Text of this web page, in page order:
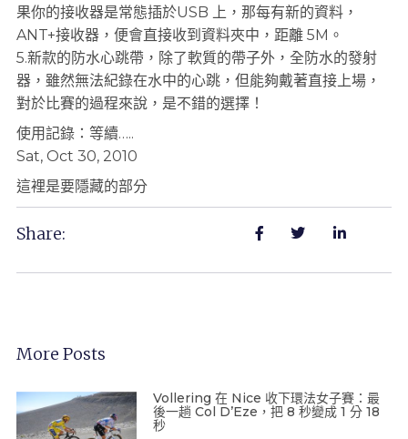
果你的接收器是常態插於USB 上，那每有新的資料，
ANT+接收器，便會直接收到資料夾中，距離 5M。
5.新款的防水心跳帶，除了軟質的帶子外，全防水的發射
器，雖然無法紀錄在水中的心跳，但能夠戴著直接上場，
對於比賽的過程來說，是不錯的選擇！
使用記錄：等續…..
Sat, Oct 30, 2010
這裡是要隱藏的部分
Share:
More Posts
Vollering 在 Nice 收下環法女子賽：最
後一趟 Col D’Eze，把 8 秒變成 1 分 18
秒